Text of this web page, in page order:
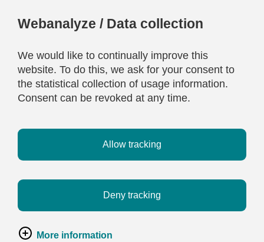
Webanalyze / Data collection
We would like to continually improve this
website. To do this, we ask for your consent to
the statistical collection of usage information.
Consent can be revoked at any time.
Allow tracking
Deny tracking
More information